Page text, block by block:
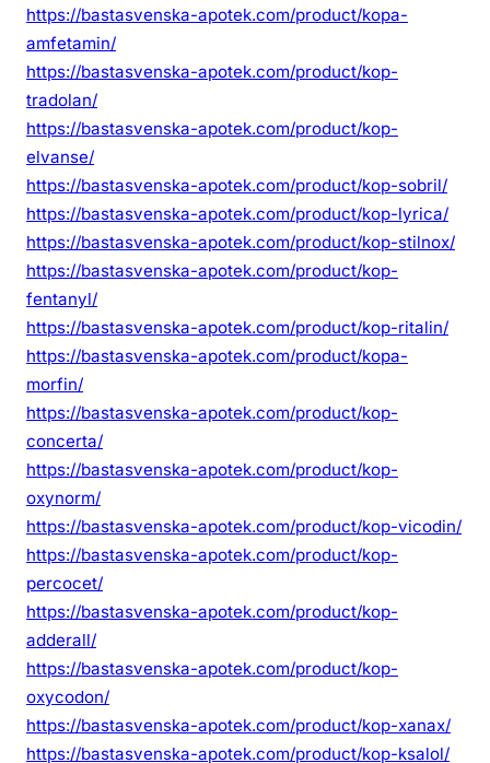
https://bastasvenska-apotek.com/product/kopa-
amfetamin/
https://bastasvenska-apotek.com/product/kop-
tradolan/
https://bastasvenska-apotek.com/product/kop-
elvanse/
https://bastasvenska-apotek.com/product/kop-sobril/
https://bastasvenska-apotek.com/product/kop-lyrica/
https://bastasvenska-apotek.com/product/kop-stilnox/
https://bastasvenska-apotek.com/product/kop-
fentanyl/
https://bastasvenska-apotek.com/product/kop-ritalin/
https://bastasvenska-apotek.com/product/kopa-
morfin/
https://bastasvenska-apotek.com/product/kop-
concerta/
https://bastasvenska-apotek.com/product/kop-
oxynorm/
https://bastasvenska-apotek.com/product/kop-vicodin/
https://bastasvenska-apotek.com/product/kop-
percocet/
https://bastasvenska-apotek.com/product/kop-
adderall/
https://bastasvenska-apotek.com/product/kop-
oxycodon/
https://bastasvenska-apotek.com/product/kop-xanax/
https://bastasvenska-apotek.com/product/kop-ksalol/